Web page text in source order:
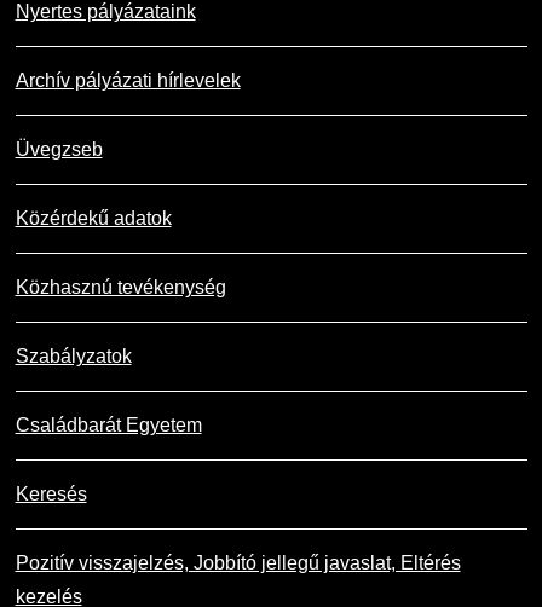
Nyertes pályázataink
Archív pályázati hírlevelek
Üvegzseb
Közérdekű adatok
Közhasznú tevékenység
Szabályzatok
Családbarát Egyetem
Keresés
Pozitív visszajelzés, Jobbító jellegű javaslat, Eltérés
kezelés